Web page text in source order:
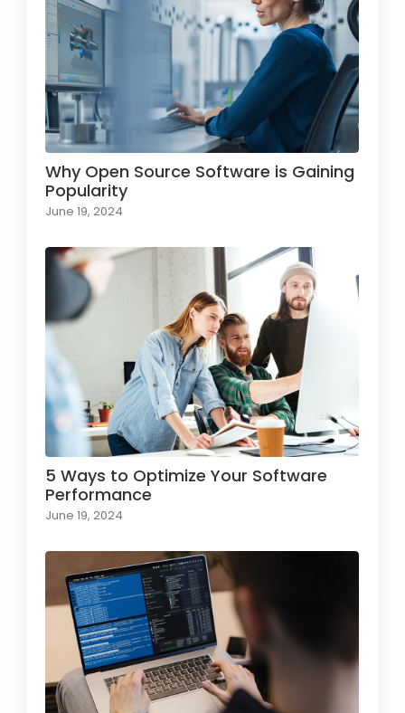
Why Open Source Software is Gaining
Popularity
June 19, 2024
5 Ways to Optimize Your Software
Performance
June 19, 2024